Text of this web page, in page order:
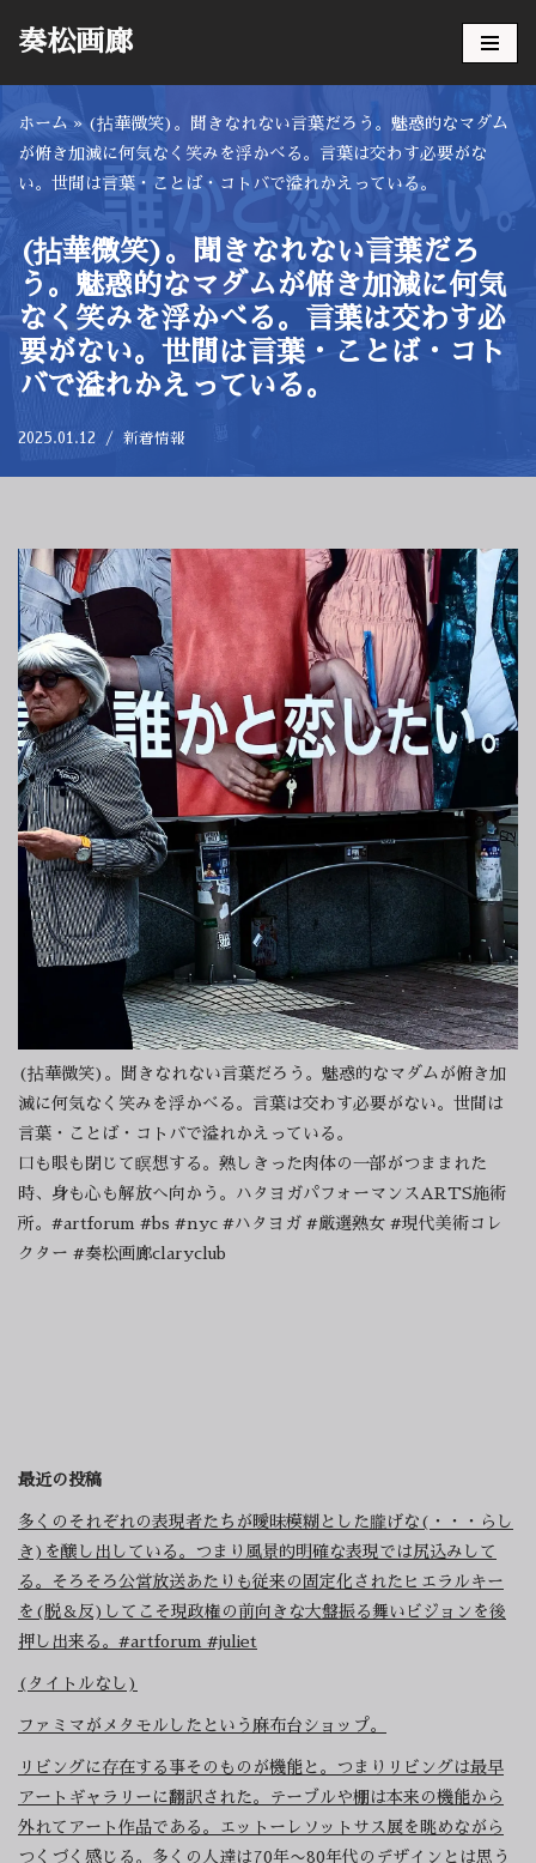
テ
ン
ツ
ス
キ
ッ
プ
奏松画廊
ホーム » (拈華微笑)。聞きなれない言葉だろう。魅惑的なマダム
が俯き加減に何気なく笑みを浮かべる。言葉は交わす必要がな
い。世間は言葉・ことば・コトバで溢れかえっている。
(拈華微笑)。聞きなれない言葉だろ
う。魅惑的なマダムが俯き加減に何気
なく笑みを浮かべる。言葉は交わす必
要がない。世間は言葉・ことば・コト
バで溢れかえっている。
2025.01.12 新着情報
(拈華微笑)。聞きなれない言葉だろう。魅惑的なマダムが俯き加
減に何気なく笑みを浮かべる。言葉は交わす必要がない。世間は
言葉・ことば・コトバで溢れかえっている。
口も眼も閉じて瞑想する。熟しきった肉体の一部がつままれた
時、身も心も解放へ向かう。ハタヨガパフォーマンスARTS施術
所。#artforum #bs #nyc #ハタヨガ #厳選熟女 #現代美術コレ
クター #奏松画廊claryclub
最近の投稿
多くのそれぞれの表現者たちが曖昧模糊とした朧げな(・・・らし
き)を醸し出している。つまり風景的明確な表現では尻込みして
る。そろそろ公営放送あたりも従来の固定化されたヒエラルキー
を(脱＆反)してこそ現政権の前向きな大盤振る舞いビジョンを後
押し出来る。#artforum #juliet
(タイトルなし)
ファミマがメタモルしたという麻布台ショップ。
リビングに存在する事そのものが機能と。つまりリビングは最早
アートギャラリーに翻訳された。テーブルや棚は本来の機能から
外れてアート作品である。エットーレソットサス展を眺めながら
つくづく感じる。多くの人達は70年〜80年代のデザインとは思う